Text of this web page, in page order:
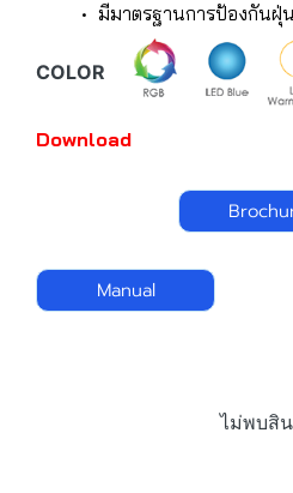
มีมาตรฐานการป้องกันฝุ่
COLOR
Download
Manual
ไม่พบสิ